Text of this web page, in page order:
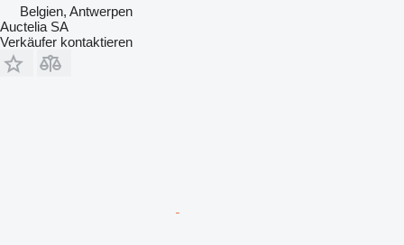
Belgien, Antwerpen
Auctelia SA
Verkäufer kontaktieren